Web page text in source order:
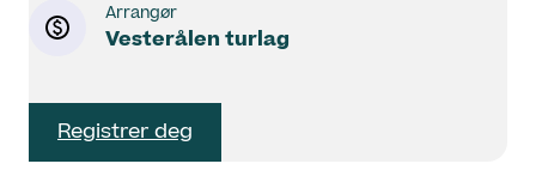
Arrangør
Vesterålen turlag
Registrer deg